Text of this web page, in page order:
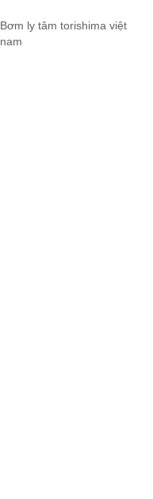
Bơm ly tâm torishima việt
nam